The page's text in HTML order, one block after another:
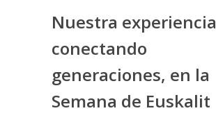
Nuestra experiencia
conectando
generaciones, en la
Semana de Euskalit